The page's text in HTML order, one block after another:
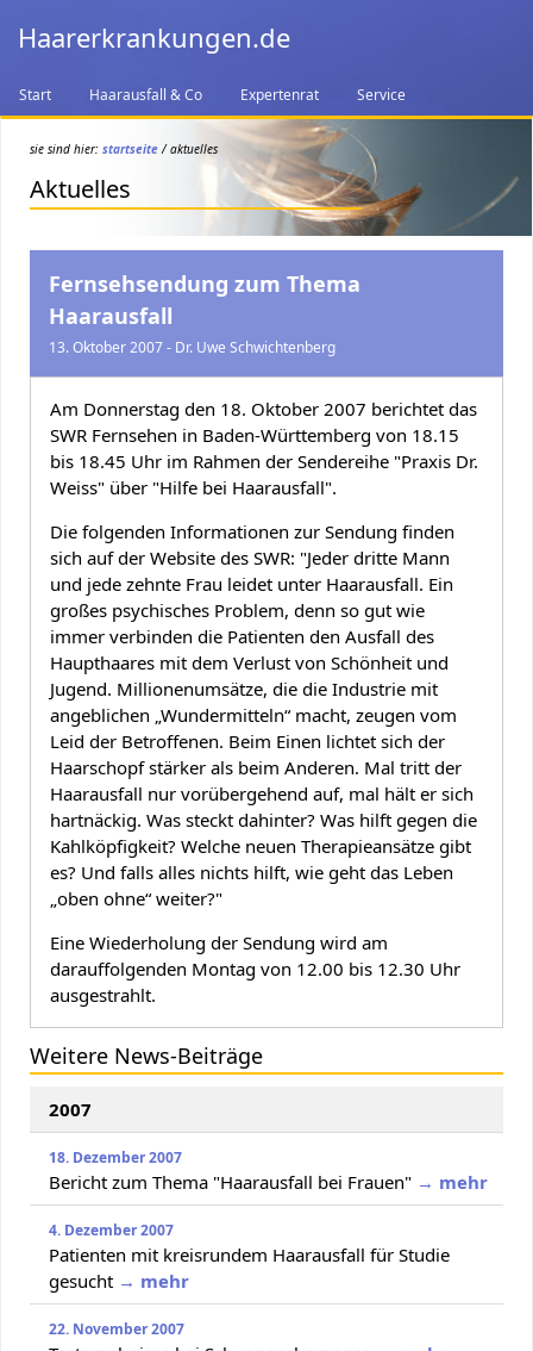
Haarerkrankungen.de
Start Haarausfall & Co Expertenrat Service
sie sind hier: startseite/ aktuelles
Aktuelles
Fernsehsendung zum Thema
Haarausfall
13. Oktober 2007 - Dr. Uwe Schwichtenberg
Am Donnerstag den 18. Oktober 2007 berichtet das
SWR Fernsehen in Baden-Württemberg von 18.15
bis 18.45 Uhr im Rahmen der Sendereihe "Praxis Dr.
Weiss" über "Hilfe bei Haarausfall".
Die folgenden Informationen zur Sendung finden
sich auf der Website des SWR: "Jeder dritte Mann
und jede zehnte Frau leidet unter Haarausfall. Ein
großes psychisches Problem, denn so gut wie
immer verbinden die Patienten den Ausfall des
Haupthaares mit dem Verlust von Schönheit und
Jugend. Millionenumsätze, die die Industrie mit
angeblichen „Wundermitteln“ macht, zeugen vom
Leid der Betroffenen. Beim Einen lichtet sich der
Haarschopf stärker als beim Anderen. Mal tritt der
Haarausfall nur vorübergehend auf, mal hält er sich
hartnäckig. Was steckt dahinter? Was hilft gegen die
Kahlköpfigkeit? Welche neuen Therapieansätze gibt
es? Und falls alles nichts hilft, wie geht das Leben
„oben ohne“ weiter?"
Eine Wiederholung der Sendung wird am
darauffolgenden Montag von 12.00 bis 12.30 Uhr
ausgestrahlt.
Weitere News-Beiträge
2007
18. Dezember 2007
Bericht zum Thema "Haarausfall bei Frauen" → mehr
4. Dezember 2007
Patienten mit kreisrundem Haarausfall für Studie
gesucht → mehr
22. November 2007